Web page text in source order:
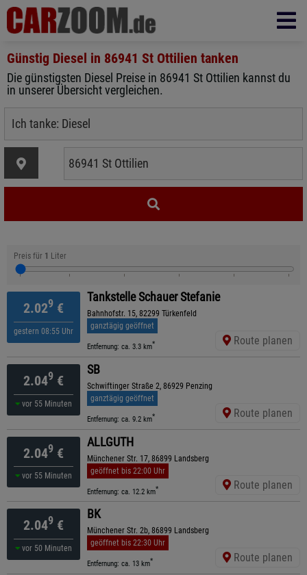
Günstig Diesel in 86941 St Ottilien tanken
Die günstigsten Diesel Preise in 86941 St Ottilien kannst du
in unserer Übersicht vergleichen.
Preis für 1 Liter
2.029 €
gestern 08:55 Uhr
Tankstelle Schauer Stefanie
Bahnhofstr. 15, 82299 Türkenfeld
ganztägig geöffnet
Entfernung: ca. 3.3 km* Route planen
2.049 €
vor 55 Minuten
SB
Schwiftinger Straße 2, 86929 Penzing
ganztägig geöffnet
Entfernung: ca. 9.2 km* Route planen
2.049 €
vor 55 Minuten
ALLGUTH
Münchener Str. 17, 86899 Landsberg
geöffnet bis 22:00 Uhr
Entfernung: ca. 12.2 km* Route planen
2.049 €
vor 50 Minuten
BK
Münchener Str. 2b, 86899 Landsberg
geöffnet bis 22:30 Uhr
Entfernung: ca. 13 km* Route planen